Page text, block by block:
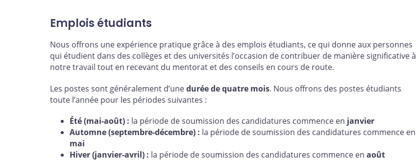
Emplois étudiants
Nous offrons une expérience pratique grâce à des emplois étudiants, ce qui donne aux personnes
qui étudient dans des collèges et des universités l’occasion de contribuer de manière significative à
notre travail tout en recevant du mentorat et des conseils en cours de route.
Les postes sont généralement d’unedurée de quatre mois. Nous offrons des postes étudiants
toute l’année pour les périodes suivantes :
Été (mai-août) : la période de soumission des candidatures commence en janvier
Automne (septembre-décembre) : la période de soumission des candidatures commence en
mai
Hiver (janvier-avril) : la période de soumission des candidatures commence en août